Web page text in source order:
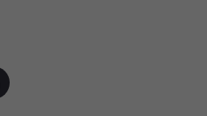
linkedin